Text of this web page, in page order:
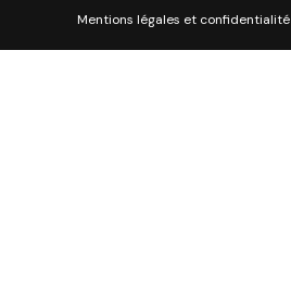
Mentions légales et confidentialité